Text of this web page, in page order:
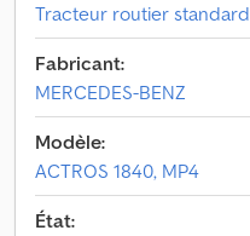
Tracteur routier standard
Fabricant:
MERCEDES-BENZ
Modèle:
ACTROS 1840, MP4
État: